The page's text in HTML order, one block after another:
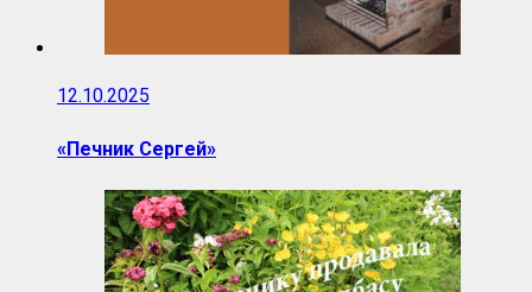
12.10.2025
«Печник Сергей»